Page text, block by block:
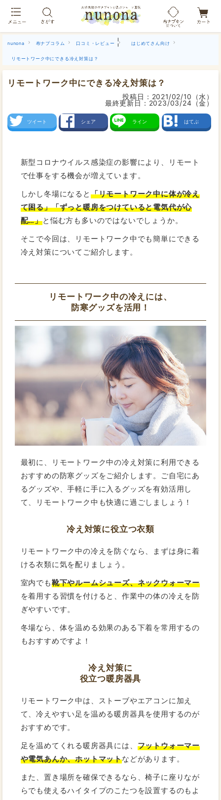
nunona 布ナプコラム 口コミ・レビュー | はじめてさん向け
リモートワーク中にできる冷え対策は？
リモートワーク中にできる冷え対策は？
投稿日： 2021/02/10（水）
最終更新日： 2023/03/24（金）
ツイート シェア ライン はてぶ
新型コロナウイルス感染症の影響により、リモート
で仕事をする機会が増えています。
しかし冬場になると 「リモートワーク中に体が冷え
て困る」「ずっと暖房をつけていると電気代が心
配…」と悩む方も多いのではないでしょうか。
そこで今回は、リモートワーク中でも簡単にできる
冷え対策についてご紹介します。
リモートワーク中の冷えには、
防寒グッズを活用！
最初に、リモートワーク中の冷え対策に利用できる
おすすめの防寒グッズをご紹介します。ご自宅にあ
るグッズや、手軽に手に入るグッズを有効活用し
て、リモートワーク中も快適に過ごしましょう！
冷え対策に役立つ衣類
リモートワーク中の冷えを防ぐなら、まずは身に着
ける衣類に気を配りましょう。
室内でも靴下やルームシューズ、ネックウォーマー
を着用する習慣を付けると、作業中の体の冷えを防
ぎやすいです。
冬場なら、体を温める効果のある下着を常用するの
もおすすめですよ！
冷え対策に
役立つ暖房器具
リモートワーク中は、ストーブやエアコンに加え
て、冷えやすい足を温める暖房器具を使用するのが
おすすめです。
足を温めてくれる暖房器具には、 フットウォーマー
や電気あんか、ホットマットなどがあります。
また、置き場所を確保できるなら、椅子に座りなが
らでも使えるハイタイプのこたつを設置するのもよ